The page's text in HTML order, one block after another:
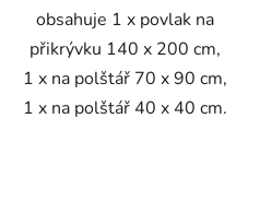
obsahuje 1 x povlak na
přikrývku 140 x 200 cm,
1 x na polštář 70 x 90 cm,
1 x na polštář 40 x 40 cm.